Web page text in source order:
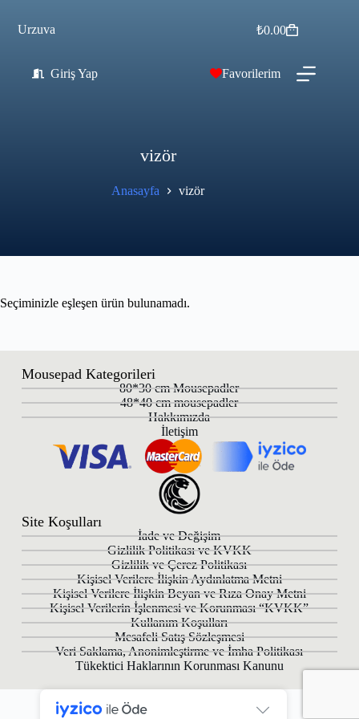
Urzuva ₺0.00
Giriş Yap Favorilerim
vizör
Anasayfa vizör
Seçiminizle eşleşen ürün bulunamadı.
Mousepad Kategorileri
80*30 cm Mousepadler
48*40 cm mousepadler
Hakkımızda
İletişim
Site Koşulları
İade ve Değişim
Gizlilik Politikası ve KVKK
Gizlilik ve Çerez Politikası
Kişisel Verilere İlişkin Aydınlatma Metni
Kişisel Verilere İlişkin Beyan ve Rıza Onay Metni
Kişisel Verilerin İşlenmesi ve Korunması “KVKK”
Kullanım Koşulları
Mesafeli Satış Sözleşmesi
Veri Saklama, Anonimleştirme ve İmha Politikası
Tükektici Haklarının Korunması Kanunu